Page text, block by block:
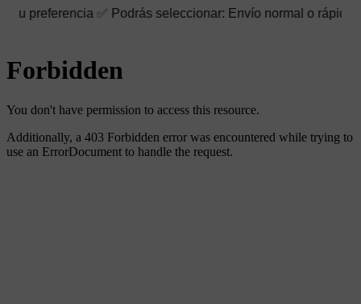
✅ Podrás seleccionar: Envío normal o rápido ☑️